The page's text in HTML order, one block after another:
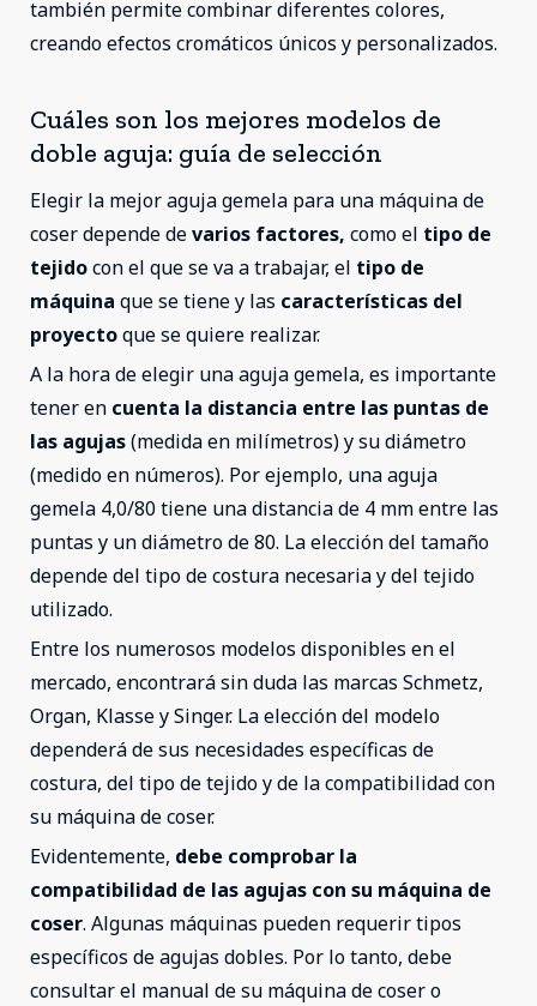
también permite combinar diferentes colores,
creando efectos cromáticos únicos y personalizados.
Cuáles son los mejores modelos de
doble aguja: guía de selección
Elegir la mejor aguja gemela para una máquina de
coser depende devarios factores, como el tipo de
tejidocon el que se va a trabajar, el tipo de
máquina que se tiene y las características del
proyectoque se quiere realizar.
A la hora de elegir una aguja gemela, es importante
tener en cuenta la distancia entre las puntas de
las agujas(medida en milímetros) y su diámetro
(medido en números). Por ejemplo, una aguja
gemela 4,0/80 tiene una distancia de 4 mm entre las
puntas y un diámetro de 80. La elección del tamaño
depende del tipo de costura necesaria y del tejido
utilizado.
Entre los numerosos modelos disponibles en el
mercado, encontrará sin duda las marcas Schmetz,
Organ, Klasse y Singer. La elección del modelo
dependerá de sus necesidades específicas de
costura, del tipo de tejido y de la compatibilidad con
su máquina de coser.
Evidentemente, debe comprobar la
compatibilidad de las agujas con su máquina de
coser. Algunas máquinas pueden requerir tipos
específicos de agujas dobles. Por lo tanto, debe
consultar el manual de su máquina de coser o